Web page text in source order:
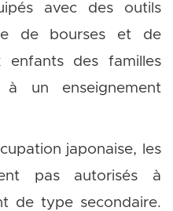
avec des outils
de bourses et de
enfants des familles
à un enseignement
japonaise, les
pas autorisés à
de type secondaire.